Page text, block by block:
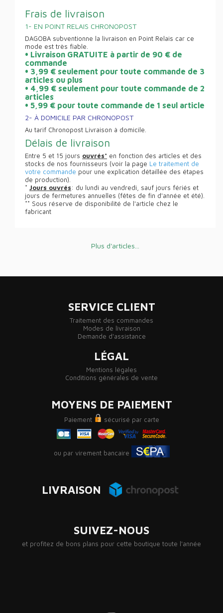
Frais de livraison
1- EN POINT RELAIS CHRONOPOST
DAGOBA subventionne la livraison en Point Relais car ce
mode est très fiable.
• Livraison GRATUITE à partir de 90 € de
commande
• 3,99 € seulement pour toute commande de 3
articles ou plus
• 4,99 € seulement pour toute commande de 2
articles
• 5,99 € pour toute commande de 1 seul article
2- À DOMICILE PAR CHRONOPOST
Au tarif Chronopost Livraison à domicile.
Délais de livraison
Entre 5 et 15 jours ouvrés* en fonction des articles et des
stocks de nos fournisseurs (voir la page Le traitement de
votre commande pour une explication détaillée des étapes
de production).
* Jours ouvrés: du lundi au vendredi, sauf jours fériés et
jours de fermetures annuelles (fêtes de fin d'année et été).
** Sous réserve de disponibilité de l'article chez le
fabricant
Plus d'articles...
SERVICE CLIENT
Traitement des commandes
Modes de livraison
Demande d'assistance
LÉGAL
Mentions légales
Conditions générales de vente
MOYENS DE PAIEMENT
Paiement sécurisé par carte
ou par virement bancaire
LIVRAISON
SUIVEZ-NOUS
et profitez de bons plans pour cette boutique toute l'année